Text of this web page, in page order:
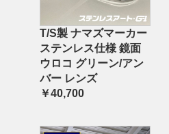
T/S製 ナマズマーカー
ステンレス仕様 鏡面
ウロコ グリーン/アン
バー レンズ
￥40,700